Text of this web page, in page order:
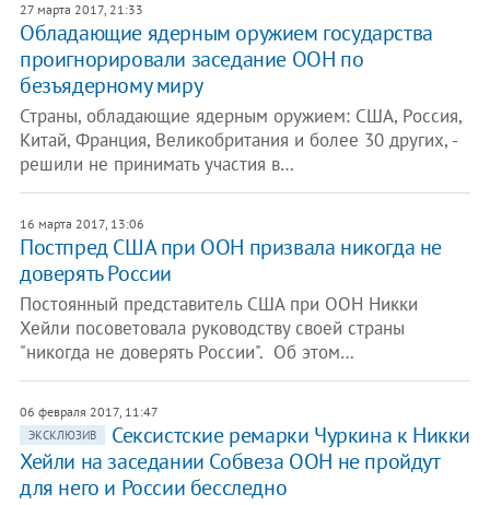
27 марта 2017, 21:33
Обладающие ядерным оружием государства
проигнорировали заседание ООН по
безъядерному миру
Страны, обладающие ядерным оружием: США, Россия,
Китай, Франция, Великобритания и более 30 других, -
решили не принимать участия в…
16 марта 2017, 13:06
Постпред США при ООН призвала никогда не
доверять России
Постоянный представитель США при ООН Никки
Хейли посоветовала руководству своей страны
"никогда не доверять России". Об этом…
06 февраля 2017, 11:47
ЭКСКЛЮЗИВ
Сексистские ремарки Чуркина к Никки
Хейли на заседании Собвеза ООН не пройдут
для него и России бесследно